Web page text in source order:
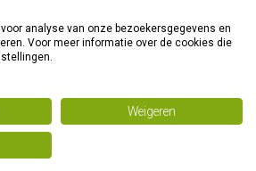
op social media
analyse van onze bezoekersgegevens en
Voor meer informatie over de cookies die
Weigeren